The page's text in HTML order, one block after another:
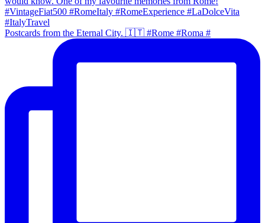
Postcards from the Eternal City. 🇮🇹 #Rome #Roma #